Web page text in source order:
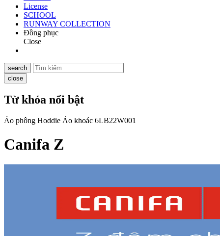
License
SCHOOL
RUNWAY COLLECTION
Đồng phục
Close
search
close
Từ khóa nổi bật
Áo phông Hoddie Áo khoác 6LB22W001
Canifa Z